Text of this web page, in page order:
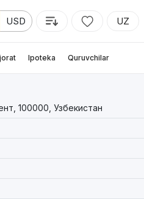
USD UZ
Ipoteka Quruvchilar
100000, Узбекистан